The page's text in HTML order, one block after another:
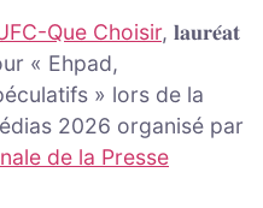
Que Choisir, 𝐥𝐚𝐮𝐫𝐞́𝐚𝐭
« Ehpad,
» lors de la
2026 organisé par
de la Presse